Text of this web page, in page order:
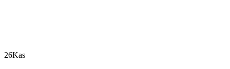
26Kas